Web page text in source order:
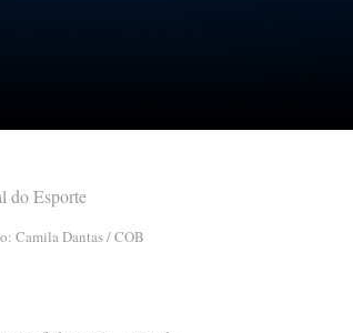
Camila Dantas / COB